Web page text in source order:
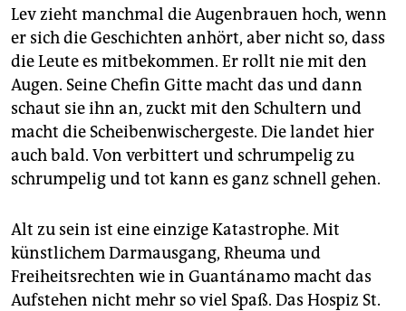
Lev zieht manchmal die Augenbrauen hoch, wenn
er sich die Geschichten anhört, aber nicht so, dass
die Leute es mitbekommen. Er rollt nie mit den
Augen. Seine Chefin Gitte macht das und dann
schaut sie ihn an, zuckt mit den Schultern und
macht die Scheibenwischergeste. Die landet hier
auch bald. Von verbittert und schrumpelig zu
schrumpelig und tot kann es ganz schnell gehen.
Alt zu sein ist eine einzige Katastrophe. Mit
künstlichem Darmausgang, Rheuma und
Freiheitsrechten wie in Guantánamo macht das
Aufstehen nicht mehr so viel Spaß. Das Hospiz St.